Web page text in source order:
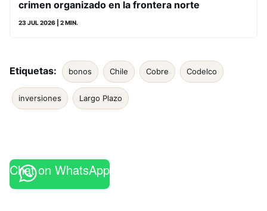
crimen organizado en la frontera norte
23 JUL 2026 | 2 MIN.
Etiquetas: bonos Chile Cobre Codelco
inversiones Largo Plazo
Chat on WhatsApp